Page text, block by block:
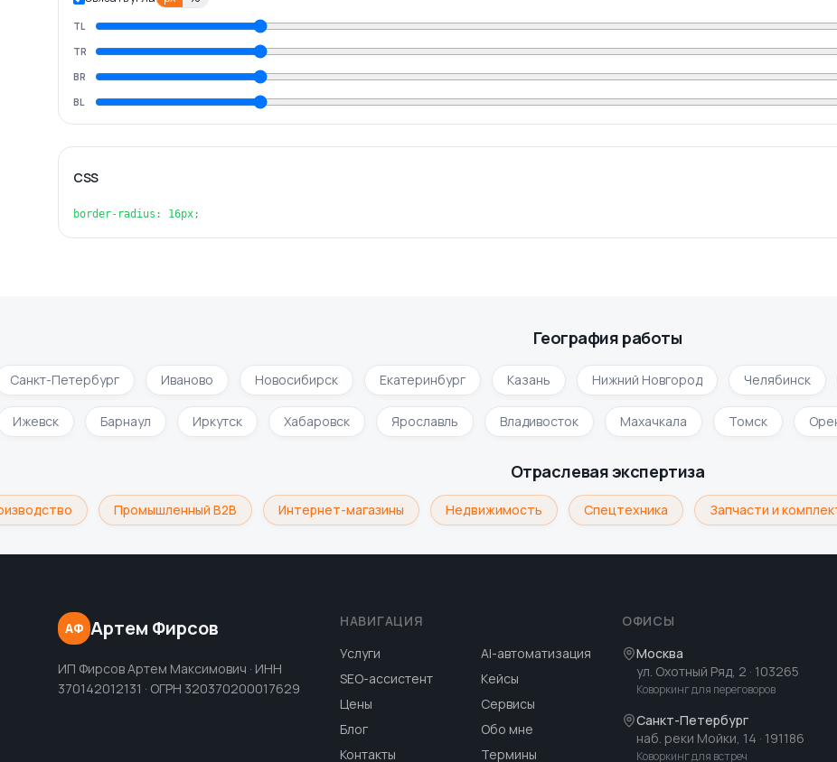
TL
TR
BR
BL
CSS
border-radius: 16px;
География работы
Санкт-Петербург Иваново Новосибирск Екатеринбург Казань Нижний Новгород Челябинск
Ижевск Барнаул Иркутск Хабаровск Ярославль Владивосток Махачкала Томск
Отраслевая экспертиза
Промышленный B2B Интернет-магазины Недвижимость Спецтехника Запчасти и
АФ Артем Фирсов
ИП Фирсов Артем Максимович · ИНН
370142012131 · ОГРН 320370200017629
НАВИГАЦИЯ
Услуги
AI-автоматизация
SEO-ассистент
Кейсы
Цены
Сервисы
Блог
Обо мне
Контакты
Термины
ОФИСЫ
Москва
ул. Охотный Ряд, 2 · 103265
Коворкинг для переговоров
Санкт-Петербург
наб. реки Мойки, 14 · 191186
Коворкинг для встреч